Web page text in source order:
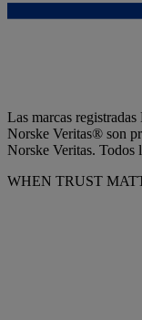
Las marcas
Norske Veritas® son
Norske Veritas. Todos
WHEN TRUST